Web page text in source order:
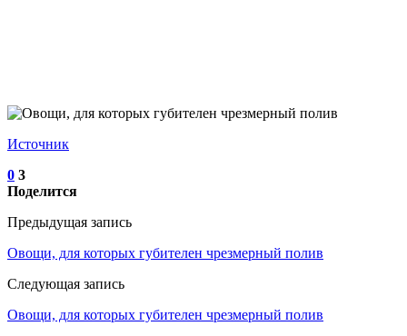
Источник
0 3
Поделится
Предыдущая запись
Овощи, для которых губителен чрезмерный полив
Следующая запись
Овощи, для которых губителен чрезмерный полив